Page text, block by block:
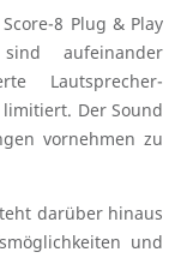
8 Plug & Play
aufeinander
Lautsprecher-
Der Sound
vornehmen zu
darüber hinaus
und